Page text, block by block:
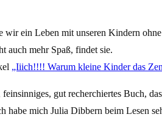
wir ein Leben mit unseren Kindern
auch mehr Spaß, findet sie.
„Iiich!!!! Warum kleine Kinder das
feinsinniges, gut recherchiertes Buch,
mich Julia Dibbern beim Lesen